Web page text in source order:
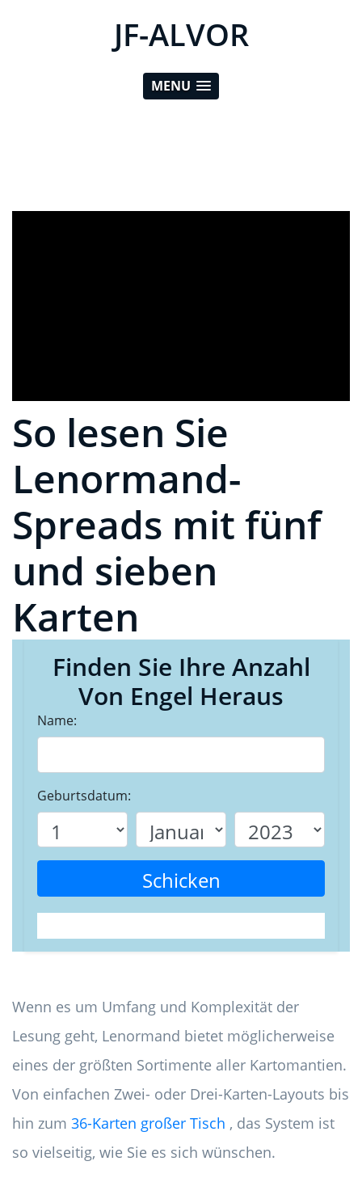
JF-ALVOR
MENU
So lesen Sie
Lenormand-
Spreads mit fünf
und sieben
Karten
Finden Sie Ihre Anzahl
Von Engel Heraus
Name:
Geburtsdatum:
Schicken
Wenn es um Umfang und Komplexität der
Lesung geht, Lenormand bietet möglicherweise
eines der größten Sortimente aller Kartomantien.
Von einfachen Zwei- oder Drei-Karten-Layouts bis
hin zum 36-Karten großer Tisch , das System ist
so vielseitig, wie Sie es sich wünschen.